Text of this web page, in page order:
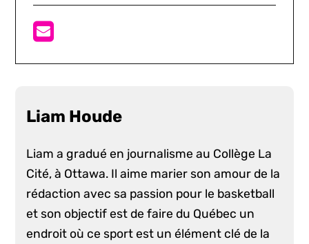
Liam Houde
Liam a gradué en journalisme au Collège La
Cité, à Ottawa. Il aime marier son amour de la
rédaction avec sa passion pour le basketball
et son objectif est de faire du Québec un
endroit où ce sport est un élément clé de la